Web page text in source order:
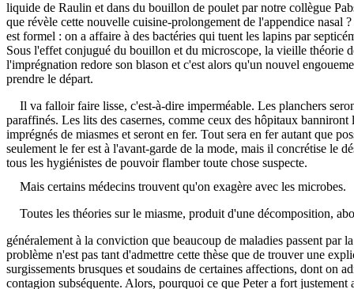
liquide de Raulin et dans du bouillon de poulet par notre collègue
que révèle cette nouvelle cuisine-prolongement de l'appendice nasal
est formel : on a affaire à des bactéries qui tuent les lapins par
Sous l'effet conjugué du bouillon et du microscope, la vieille théorie
l'imprégnation redore son blason et c'est alors qu'un nouvel
prendre le départ.
Il va falloir faire lisse, c'est-à-dire imperméable. Les planchers
paraffinés. Les lits des casernes, comme ceux des hôpitaux banniront
imprégnés de miasmes et seront en fer. Tout sera en fer autant que
seulement le fer est à l'avant-garde de la mode, mais il concrétise le
tous les hygiénistes de pouvoir flamber toute chose suspecte.
Mais certains médecins trouvent qu'on exagère avec les microbes.
Toutes les théories sur le miasme, produit d'une décomposition,
généralement à la conviction que beaucoup de maladies passent par
problème n'est pas tant d'admettre cette thèse que de trouver une
surgissements brusques et soudains de certaines affections, dont on
contagion subséquente. Alors, pourquoi ce que Peter a fort justement